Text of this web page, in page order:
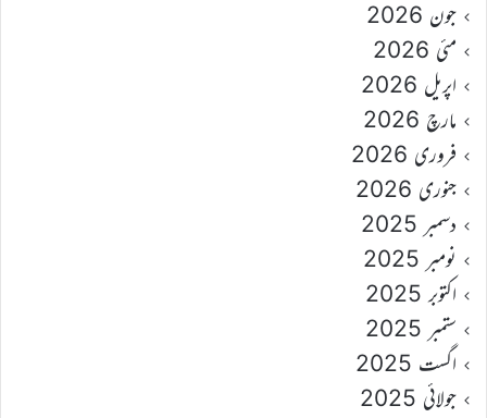
جون 2026
مئی 2026
اپریل 2026
مارچ 2026
فروری 2026
جنوری 2026
دسمبر 2025
نومبر 2025
اکتوبر 2025
ستمبر 2025
اگست 2025
جولائی 2025